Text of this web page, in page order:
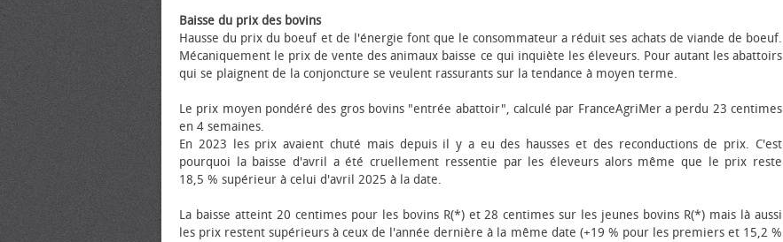
Baisse du prix des bovins
Hausse du prix du bœuf et de l'énergie font que le consommateur a réduit ses achats de viande de bœuf.
Mécaniquement le prix de vente des animaux baisse ce qui inquiète les éleveurs. Pour autant les abattoirs
qui se plaignent de la conjoncture se veulent rassurants sur la tendance à moyen terme.
Le prix moyen pondéré des gros bovins "entrée abattoir", calculé par FranceAgriMer a perdu 23 centimes
en 4 semaines.
En 2023 les prix avaient chuté mais depuis il y a eu des hausses et des reconductions de prix. C'est
pourquoi la baisse d'avril a été cruellement ressentie par les éleveurs alors même que le prix reste
18,5 % supérieur à celui d'avril 2025 à la date.
La baisse atteint 20 centimes pour les bovins R(*) et 28 centimes sur les jeunes bovins R(*) mais là aussi
les prix restent supérieurs à ceux de l'année dernière à la même date (+19 % pour les premiers et 15,2 %